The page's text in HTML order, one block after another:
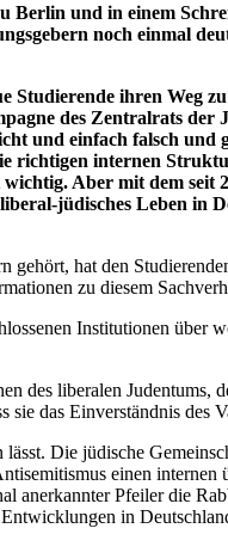
Berlin und in einem
noch einmal
Studierende ihren Weg
des Zentralrats der
und einfach falsch und
richtigen internen
Aber mit dem seit
jüdisches Leben in
hat den
zu diesem
Institutionen über
des liberalen Judentums,
das Einverständnis des
Die jüdische
einen internen
anerkannter Pfeiler die
in